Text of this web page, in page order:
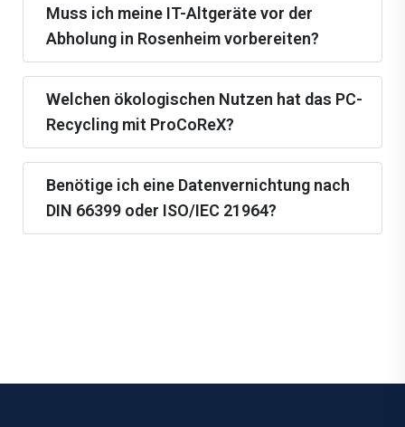
Muss ich meine IT-Altgeräte vor der
Abholung in Rosenheim vorbereiten?
Welchen ökologischen Nutzen hat das PC-
Recycling mit ProCoReX?
Benötige ich eine Datenvernichtung nach
DIN 66399 oder ISO/IEC 21964?